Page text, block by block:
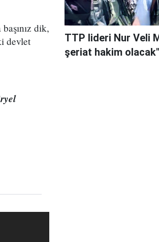
dik,
devlet
TTP lideri Nur Veli
şeriat hakim olacak"